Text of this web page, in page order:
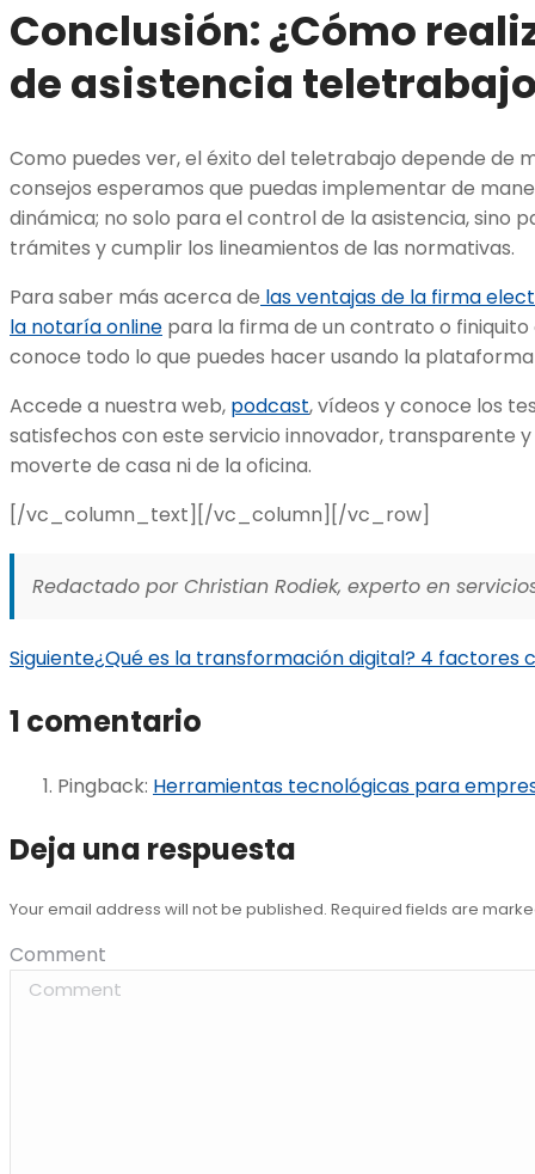
Conclusión: ¿Cómo
de asistencia
Como puedes ver, el éxito del teletrabajo depende de
consejos esperamos que puedas implementar de
dinámica; no solo para el control de la asistencia, sino
trámites y cumplir los lineamientos de las normativas.
Para saber más acerca de las ventajas de la firma
la notaría online para la firma de un contrato o
conoce todo lo que puedes hacer usando la
Accede a nuestra web, podcast, vídeos y conoce los
satisfechos con este servicio innovador, transparente y
moverte de casa ni de la oficina.
[/vc_column_text][/vc_column][/vc_row]
Redactado por Christian Rodiek, experto en
Siguiente¿Qué es la transformación digital? 4 factores
1 comentario
Pingback: Herramientas tecnológicas para
Deja una respuesta
Your email address will not be published. Required fields are
Comment